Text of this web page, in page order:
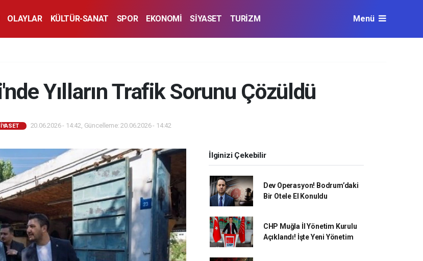
OLAYLAR KÜLTÜR-SANAT SPOR EKONOMİ SİYASET TURİZM Menü
Yılların Trafik Sorunu Çözüldü
20.06.2026 - 14:42, Güncelleme: 20.06.2026 - 14:42
İlginizi Çekebilir
Dev Operasyon! Bodrum’daki
Bir Otele El Konuldu
CHP Muğla İl Yönetim Kurulu
Açıklandı! İşte Yeni Yönetim